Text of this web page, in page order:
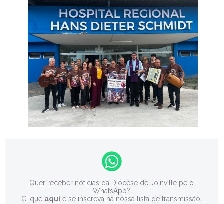
Quer receber notícias da Diocese de Joinville pelo
WhatsApp?
Clique aqui e se inscreva na nossa lista de transmissão.